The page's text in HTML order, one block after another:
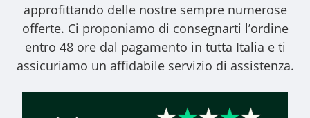
approfittando delle nostre sempre numerose
offerte. Ci proponiamo di consegnarti l’ordine
entro 48 ore dal pagamento in tutta Italia e ti
assicuriamo un affidabile servizio di assistenza.